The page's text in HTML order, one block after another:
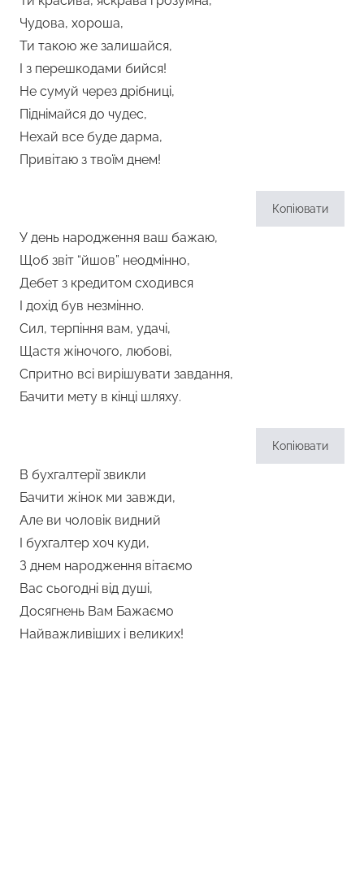
Чудова, хороша,
Ти такою же залишайся,
І з перешкодами бийся!
Не сумуй через дрібниці,
Піднімайся до чудес,
Нехай все буде дарма,
Привітаю з твоїм днем!
Копіювати
У день народження ваш бажаю,
Щоб звіт “йшов” неодмінно,
Дебет з кредитом сходився
І дохід був незмінно.
Сил, терпіння вам, удачі,
Щастя жіночого, любові,
Спритно всі вирішувати завдання,
Бачити мету в кінці шляху.
Копіювати
В бухгалтерії звикли
Бачити жінок ми завжди,
Але ви чоловік видний
І бухгалтер хоч куди,
З днем народження вітаємо
Вас сьогодні від душі,
Досягнень Вам Бажаємо
Найважливіших і великих!